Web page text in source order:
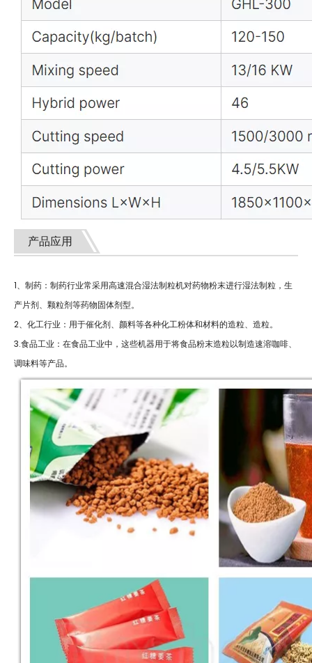
产品应用
1、制药：制药行业常采用高速混合湿法制粒机对药物粉末进行湿法制粒，生
产片剂、颗粒剂等药物固体剂型。
2、化工行业：用于催化剂、颜料等各种化工粉体和材料的造粒、造粒。
3.食品工业：在食品工业中，这些机器用于将食品粉末造粒以制造速溶咖啡、
调味料等产品。